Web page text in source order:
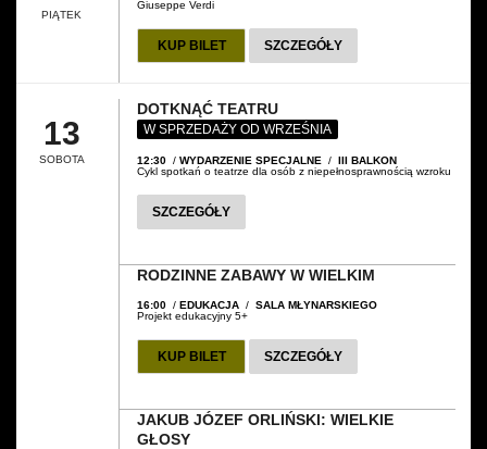
PIĄTEK
Giuseppe Verdi
KUP BILET SZCZEGÓŁY
13
SOBOTA
DOTKNĄĆ TEATRU
W SPRZEDAŻY OD WRZEŚNIA
12:30 / WYDARZENIE SPECJALNE / III BALKON
Cykl spotkań o teatrze dla osób z niepełnosprawnością wzroku
SZCZEGÓŁY
RODZINNE ZABAWY W WIELKIM
16:00 / EDUKACJA / SALA MŁYNARSKIEGO
Projekt edukacyjny 5+
KUP BILET SZCZEGÓŁY
JAKUB JÓZEF ORLIŃSKI: WIELKIE
GŁOSY